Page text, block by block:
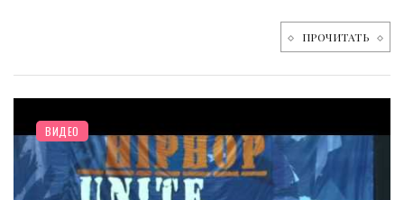
ПРОЧИТАТЬ
ВИДЕО